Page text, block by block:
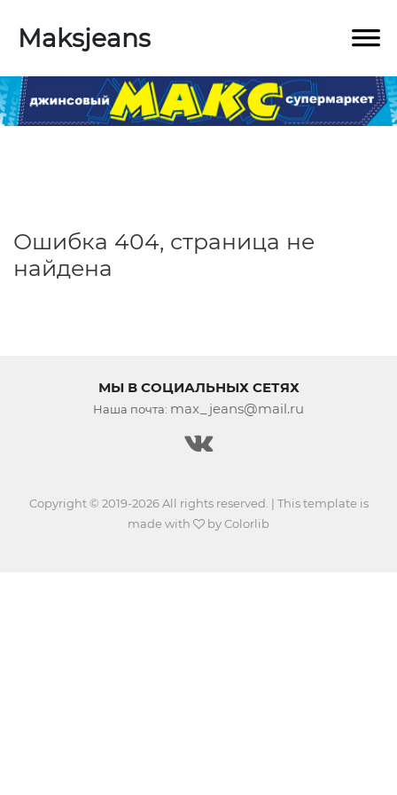
Maksjeans
Ошибка 404, страница не
найдена
МЫ В СОЦИАЛЬНЫХ СЕТЯХ
Наша почта: max_jeans@mail.ru
Copyright © 2019-2026 All rights reserved. | This template is
made with
byColorlib